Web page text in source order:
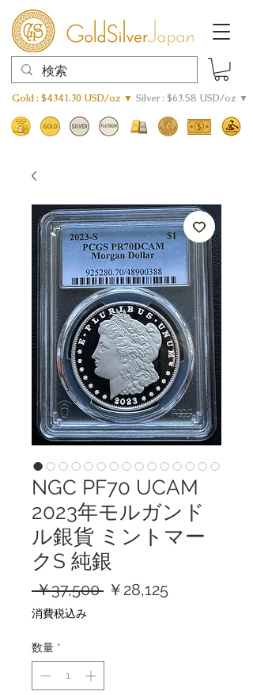
Gold : $4341.30 USD/oz ▼ Silver : $63.58 USD/oz ▼
NGC PF70 UCAM
2023年モルガンド
ル銀貨 ミントマー
クS 純銀
￥37,500 通￥28,125
消費税込み
数量 *